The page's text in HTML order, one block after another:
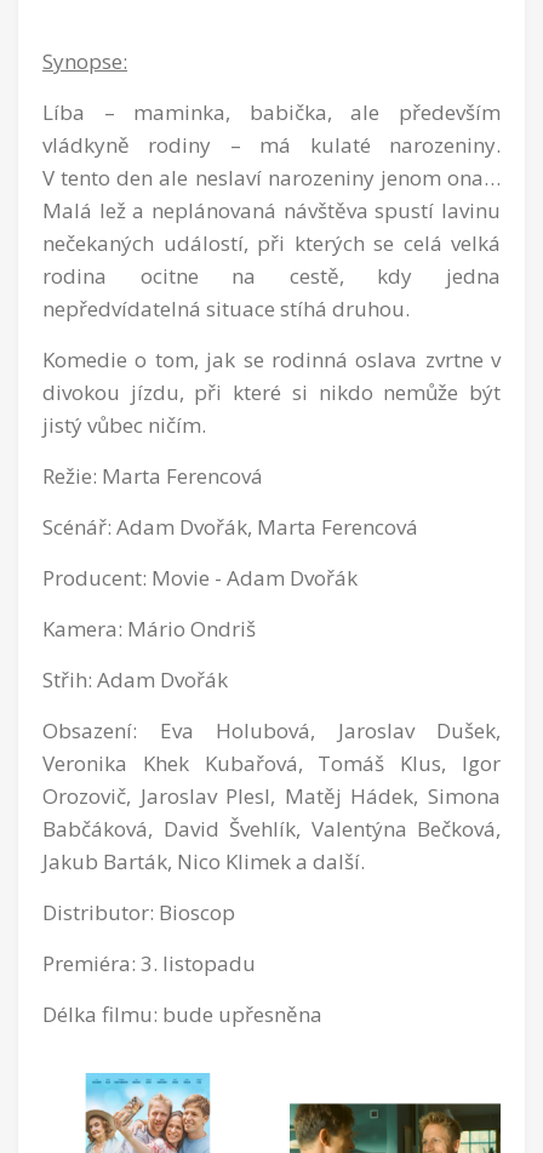
Synopse:
Líba – maminka, babička, ale především
vládkyně rodiny – má kulaté narozeniny.
V tento den ale neslaví narozeniny jenom ona…
Malá lež a neplánovaná návštěva spustí lavinu
nečekaných událostí, při kterých se celá velká
rodina ocitne na cestě, kdy jedna
nepředvídatelná situace stíhá druhou.
Komedie o tom, jak se rodinná oslava zvrtne v
divokou jízdu, při které si nikdo nemůže být
jistý vůbec ničím.
Režie: Marta Ferencová
Scénář: Adam Dvořák, Marta Ferencová
Producent: Movie - Adam Dvořák
Kamera: Mário Ondriš
Střih: Adam Dvořák
Obsazení: Eva Holubová, Jaroslav Dušek,
Veronika Khek Kubařová, Tomáš Klus, Igor
Orozovič, Jaroslav Plesl, Matěj Hádek, Simona
Babčáková, David Švehlík, Valentýna Bečková,
Jakub Barták, Nico Klimek a další.
Distributor: Bioscop
Premiéra: 3. listopadu
Délka filmu: bude upřesněna